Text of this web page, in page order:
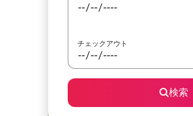
チェックアウト
検索